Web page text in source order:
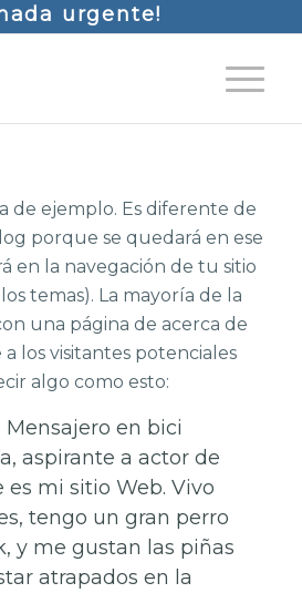
urgente!
de ejemplo. Es diferente de
porque se quedará en ese
en la navegación de tu sitio
temas). La mayoría de la
una página de acerca de
los visitantes potenciales
algo como esto:
Mensajero en bici
aspirante a actor de
es mi sitio Web. Vivo
tengo un gran perro
y me gustan las piñas
atrapados en la